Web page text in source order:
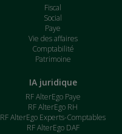
Fiscal
Social
Paye
Vie des affaires
Comptabilité
Patrimoine
IA juridique
RF AlterEgo Paye
RF AlterEgo RH
RF AlterEgo Experts-Comptables
RF AlterEgo DAF